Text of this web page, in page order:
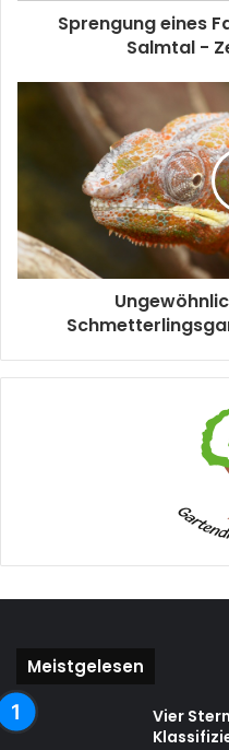
Sprengung eines
Salmtal -
Meistgelesen
Vier